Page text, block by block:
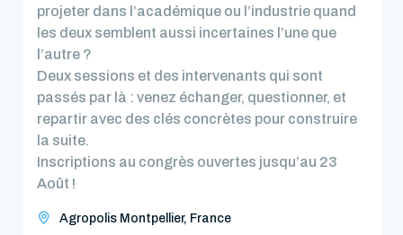
projeter dans l’académique ou l’industrie quand
les deux semblent aussi incertaines l’une que
l’autre ?
Deux sessions et des intervenants qui sont
passés par là : venez échanger, questionner, et
repartir avec des clés concrètes pour construire
la suite.
Inscriptions au congrès ouvertes jusqu’au 23
Août !
Agropolis Montpellier, France